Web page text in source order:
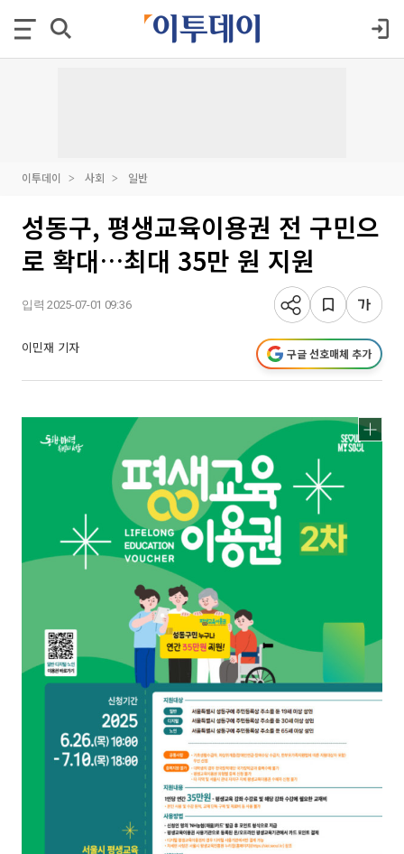
이투데이 사회 일반
성동구, 평생교육이용권 전 구민으
로 확대…최대 35만 원 지원
입력 2025-07-01 09:36
이민재 기자 구글 선호매체 추가